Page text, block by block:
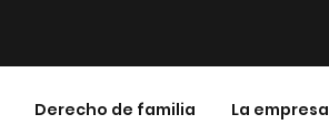
Derecho de familia La empresa